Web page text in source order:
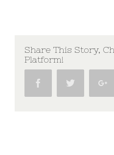
Share This Story,
Platform!
Facebook Twitter